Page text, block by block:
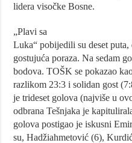
lidera visočke Bosne.
„Plavi sa
Luka“ pobijedili su deset
gostujuća poraza. Na sedam
bodova. TOŠK se pokazao
razlikom 23:3 i solidan gost
je trideset golova (najviše u
odbrana Tešnjaka je
golova postigao je iskusni
su, Hadžiahmetović (6),